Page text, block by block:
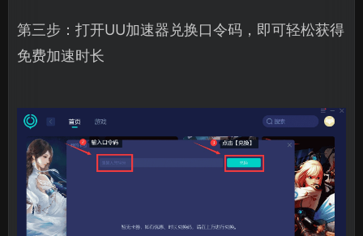
第三步：打开UU加速器兑换口令码，即可轻松获得
免费加速时长